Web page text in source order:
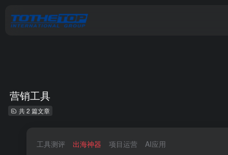
营销工具
共 2 篇文章
工具测评 出海神器 项目运营 AI应用